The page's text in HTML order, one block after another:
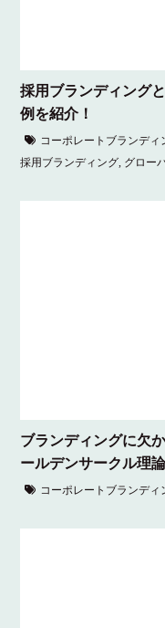
採用ブランディング
例を紹介！
コーポレートブランディ
採用ブランディング グロー
ブランディングに欠
ールデンサークル理論
コーポレートブランディ